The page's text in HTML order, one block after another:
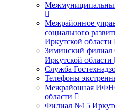
Межрайонное
социального
Иркутской
Зиминский
Иркутской области
Служба
Телефоны
Межрайонная
области
Филиал №15